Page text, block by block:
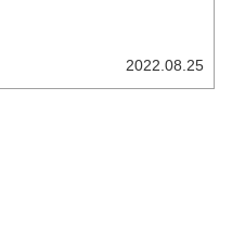
2022.08.25